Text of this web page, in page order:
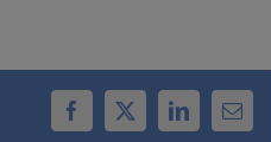
Facebook
X LinkedInEmail